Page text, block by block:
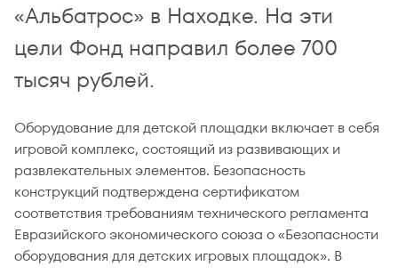
«Альбатрос» в Находке. На эти
цели Фонд направил более 700
тысяч рублей.
Оборудование для детской площадки включает в себя
игровой комплекс, состоящий из развивающих и
развлекательных элементов. Безопасность
конструкций подтверждена сертификатом
соответствия требованиям технического регламента
Евразийского экономического союза о «Безопасности
оборудования для детских игровых площадок». В